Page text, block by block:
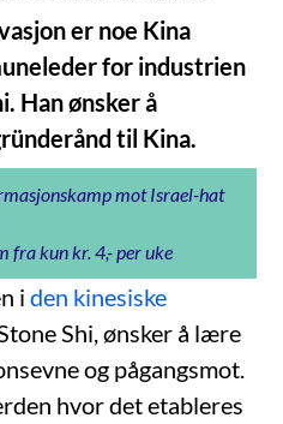
er noe Kina
for industrien
Han ønsker å
til Kina.
mot Israel-hat
fra kun kr. 4,- per uke
iden kinesiske
Stone Shi, ønsker å lære
og pågangsmot.
hvor det etableres